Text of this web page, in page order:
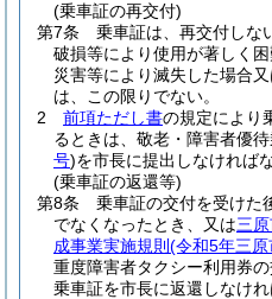
(乗車証の再交付)
第7条
乗車証は、再交付しな
破損等により使用が著しく
災害等により滅失した場合
は、この限りでない。
2
前項ただし書の規定により
るときは、敬老・障害者優
号)を市長に提出しなければ
(乗車証の返還等)
第8条
乗車証の交付を受けた
でなくなったとき、又は三
成事業実施規則 (令和5年三
重度障害者タクシー利用券
乗車証を市長に返還しなけれ